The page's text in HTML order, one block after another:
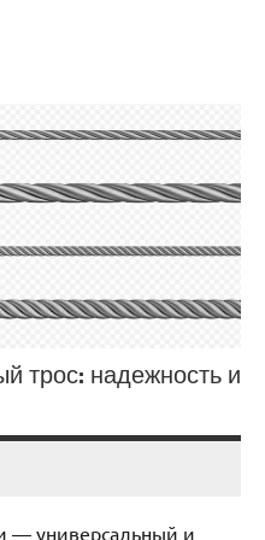
трос: надежность и
— универсальный и